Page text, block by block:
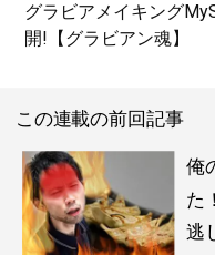
グラビアメイキング
開!【グラビアン魂】
この連載の前回記事
俺
た
逃